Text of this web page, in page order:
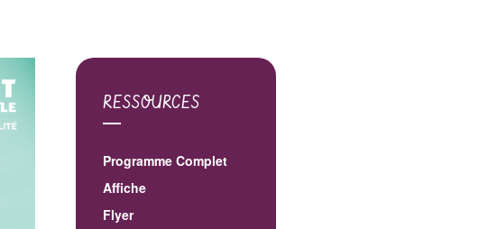
RESSOURCES
Programme Complet
Affiche
Flyer